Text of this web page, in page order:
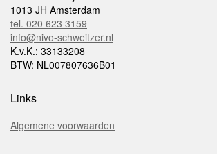
1013 JH Amsterdam
tel. 020 623 3159
info@nivo-schweitzer.nl
K.v.K.: 33133208
BTW: NL007807636B01
Links
Algemene voorwaarden